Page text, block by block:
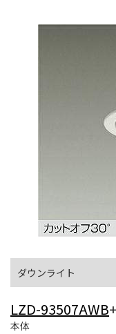
ダウンライト
LZD-93507AWB+
本体